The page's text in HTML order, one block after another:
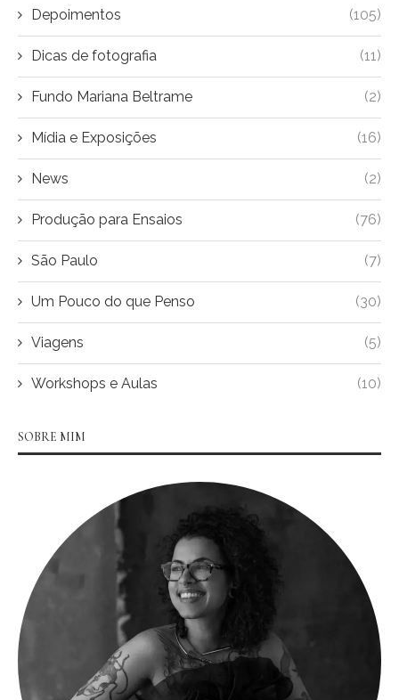
Depoimentos (105)
Dicas de fotografia (11)
Fundo Mariana Beltrame (2)
Mídia e Exposições (16)
News (2)
Produção para Ensaios (76)
São Paulo (7)
Um Pouco do que Penso (30)
Viagens (5)
Workshops e Aulas (10)
SOBRE MIM